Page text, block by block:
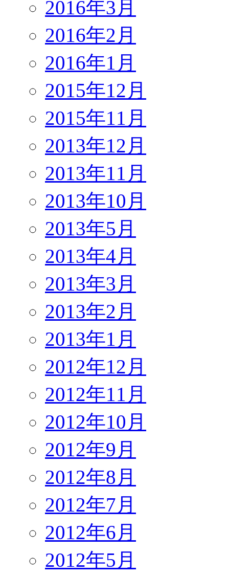
2016年3月
2016年2月
2016年1月
2015年12月
2015年11月
2013年12月
2013年11月
2013年10月
2013年5月
2013年4月
2013年3月
2013年2月
2013年1月
2012年12月
2012年11月
2012年10月
2012年9月
2012年8月
2012年7月
2012年6月
2012年5月